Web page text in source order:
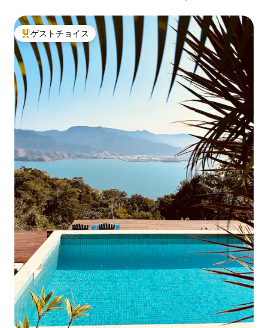
大好評のゲストチョイスです。
ゲストチョイス